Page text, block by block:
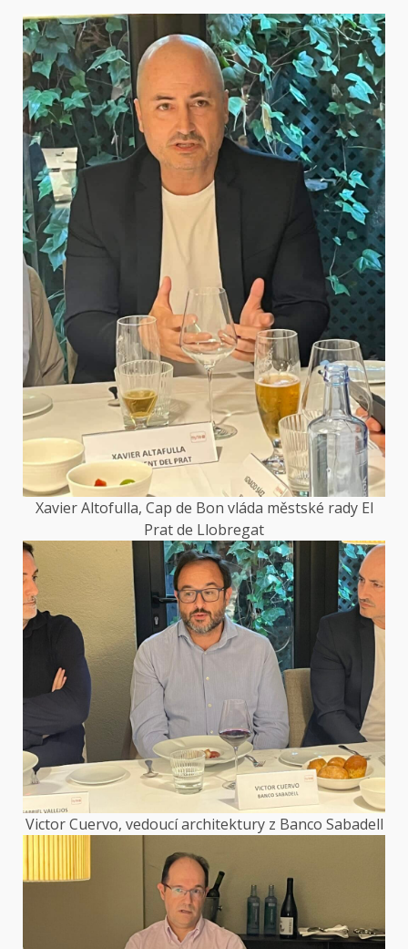
Xavier Altofulla, Cap de Bon vláda městské rady El
Prat de Llobregat
Victor Cuervo, vedoucí architektury z Banco Sabadell